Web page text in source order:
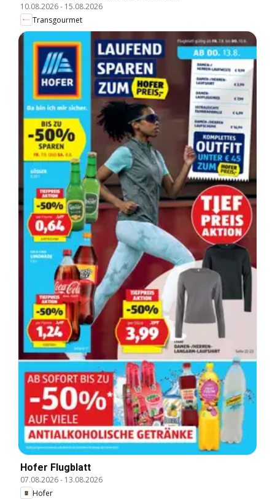
10.08.2026- 15.08.2026
Transgourmet
Hofer Flugblatt
07.08.2026- 13.08.2026
Hofer